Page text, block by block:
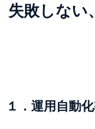
失敗しない
１．運用自動